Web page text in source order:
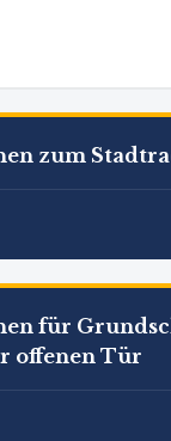
zum
für
offenen Tür